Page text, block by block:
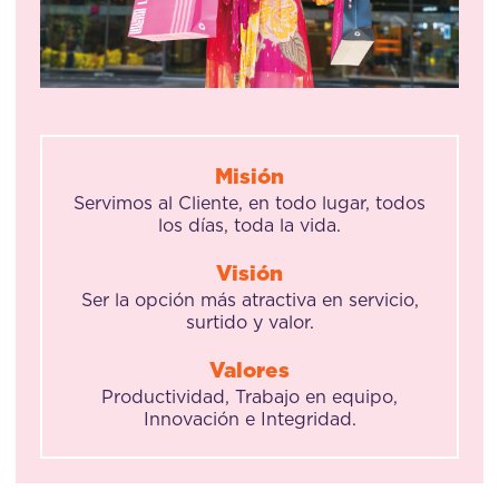
Misión
Servimos al Cliente, en todo lugar, todos
los días, toda la vida.
Visión
Ser la opción más atractiva en servicio,
surtido y valor.
Valores
Productividad, Trabajo en equipo,
Innovación e Integridad.